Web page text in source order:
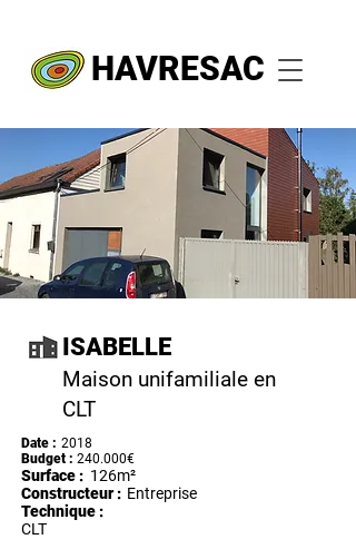
HAVRESAC
ISABELLE
Maison unifamiliale en
CLT
Date : 2018
Budget : 240.000€
Surface : 126m²
Constructeur : Entreprise
Technique :
CLT